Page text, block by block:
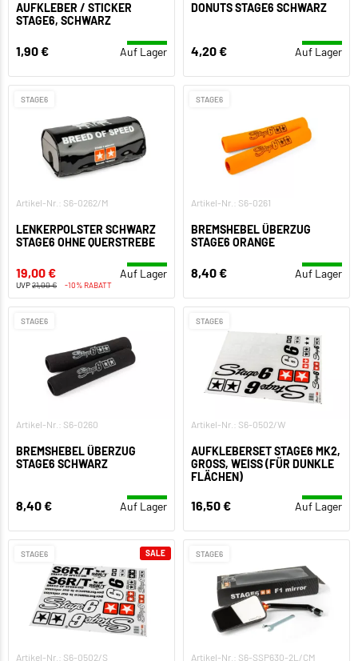
AUFKLEBER / STICKER
STAGE6, SCHWARZ
1,90 € Auf Lager
DONUTS STAGE6 SCHWARZ
4,20 € Auf Lager
STAGE6
Artikel-Nr.: S6-0262/M
LENKERPOLSTER SCHWARZ
STAGE6 OHNE QUERSTREBE
19,00 € Auf Lager
UVP21,00 € -10% RABATT
STAGE6
Artikel-Nr.: S6-0261
BREMSHEBEL ÜBERZUG
STAGE6 ORANGE
8,40 € Auf Lager
STAGE6
Artikel-Nr.: S6-0260
BREMSHEBEL ÜBERZUG
STAGE6 SCHWARZ
8,40 € Auf Lager
STAGE6
Artikel-Nr.: S6-0502/W
AUFKLEBERSET STAGE6 MK2,
GROSS, WEISS (FÜR DUNKLE FL
ÄCHEN)
16,50 € Auf Lager
STAGE6
Artikel-Nr.: S6-0502/S
SALE STAGE6
Artikel-Nr.: S6-SSP630-2L/CM